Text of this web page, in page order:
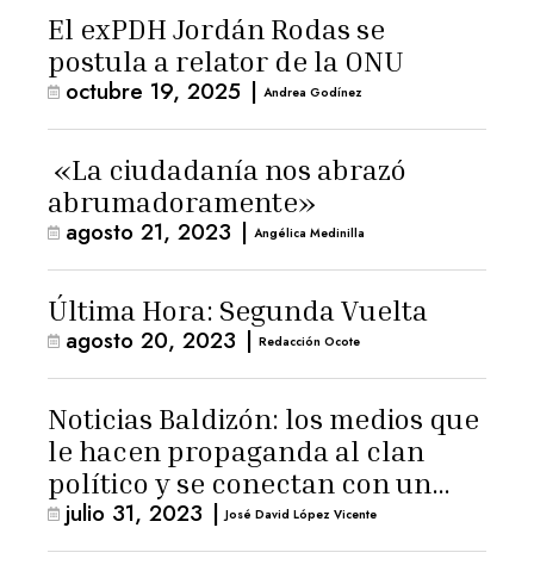
El exPDH Jordán Rodas se
postula a relator de la ONU
octubre 19, 2025 | Andrea Godínez
«La ciudadanía nos abrazó
abrumadoramente»
agosto 21, 2023 | Angélica Medinilla
Última Hora: Segunda Vuelta
agosto 20, 2023 | Redacción Ocote
Noticias Baldizón: los medios que
le hacen propaganda al clan
político y se conectan con un
hombre de confianza de
Giammattei
julio 31, 2023 | José David López Vicente